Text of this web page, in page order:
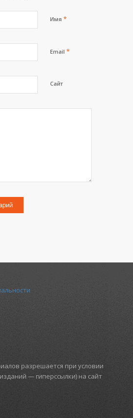
Имя *
Email *
Сайт
разрешается при условии
— гиперссылки) на сайт